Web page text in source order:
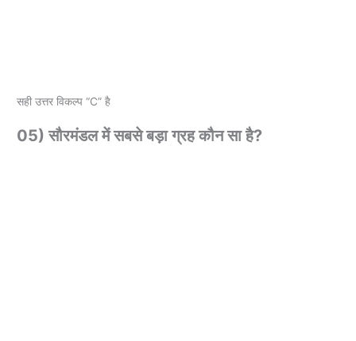
सही उत्तर विकल्प “C” है
05) सौरमंडल में सबसे बड़ा ग्रह कौन सा है?